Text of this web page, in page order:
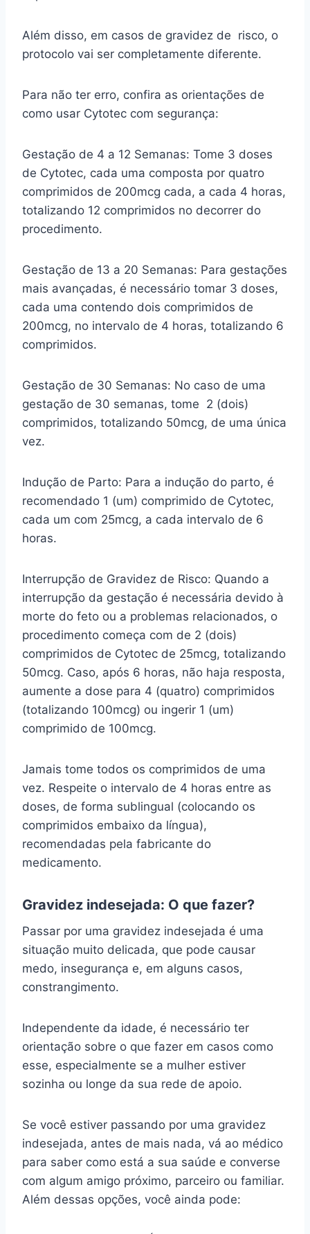
Além disso, em casos de gravidez de risco, o
protocolo vai ser completamente diferente.
Para não ter erro, confira as orientações de
como usar Cytotec com segurança:
Gestação de 4 a 12 Semanas: Tome 3 doses
de Cytotec, cada uma composta por quatro
comprimidos de 200mcg cada, a cada 4 horas,
totalizando 12 comprimidos no decorrer do
procedimento.
Gestação de 13 a 20 Semanas: Para gestações
mais avançadas, é necessário tomar 3 doses,
cada uma contendo dois comprimidos de
200mcg, no intervalo de 4 horas, totalizando 6
comprimidos.
Gestação de 30 Semanas: No caso de uma
gestação de 30 semanas, tome 2 (dois)
comprimidos, totalizando 50mcg, de uma única
vez.
Indução de Parto: Para a indução do parto, é
recomendado 1 (um) comprimido de Cytotec,
cada um com 25mcg, a cada intervalo de 6
horas.
Interrupção de Gravidez de Risco: Quando a
interrupção da gestação é necessária devido à
morte do feto ou a problemas relacionados, o
procedimento começa com de 2 (dois)
comprimidos de Cytotec de 25mcg, totalizando
50mcg. Caso, após 6 horas, não haja resposta,
aumente a dose para 4 (quatro) comprimidos
(totalizando 100mcg) ou ingerir 1 (um)
comprimido de 100mcg.
Jamais tome todos os comprimidos de uma
vez. Respeite o intervalo de 4 horas entre as
doses, de forma sublingual (colocando os
comprimidos embaixo da língua),
recomendadas pela fabricante do
medicamento.
Gravidez indesejada: O que fazer?
Passar por uma gravidez indesejada é uma
situação muito delicada, que pode causar
medo, insegurança e, em alguns casos,
constrangimento.
Independente da idade, é necessário ter
orientação sobre o que fazer em casos como
esse, especialmente se a mulher estiver
sozinha ou longe da sua rede de apoio.
Se você estiver passando por uma gravidez
indesejada, antes de mais nada, vá ao médico
para saber como está a sua saúde e converse
com algum amigo próximo, parceiro ou familiar.
Além dessas opções, você ainda pode: